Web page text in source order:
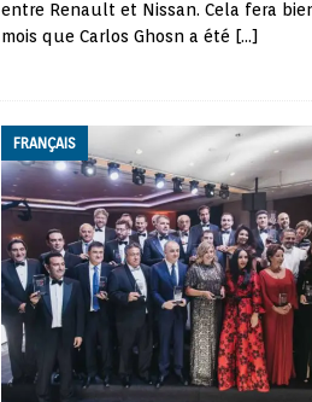
entre Renault et Nissan. Cela fera
mois que Carlos Ghosn a été […]
FRANÇAIS